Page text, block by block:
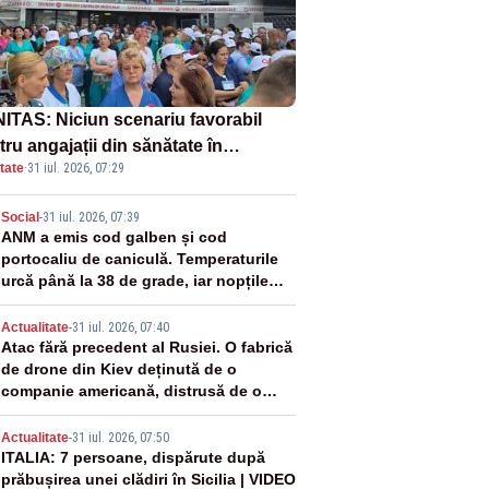
Niciun scenariu favorabil
angajații din sănătate în
Legii salarizării
·31 iul. 2026, 07:29
Social-31 iul. 2026, 07:39
ANM a emis cod galben și cod
portocaliu de caniculă. Temperaturile
urcă până la 38 de grade, iar nopțile
devin tropicale
Actualitate-31 iul. 2026, 07:40
Atac fără precedent al Rusiei. O fabrică
de drone din Kiev deținută de o
companie americană, distrusă de o
rachetă rusească
Actualitate-31 iul. 2026, 07:50
ITALIA: 7 persoane, dispărute după
prăbușirea unei clădiri în Sicilia | VIDEO